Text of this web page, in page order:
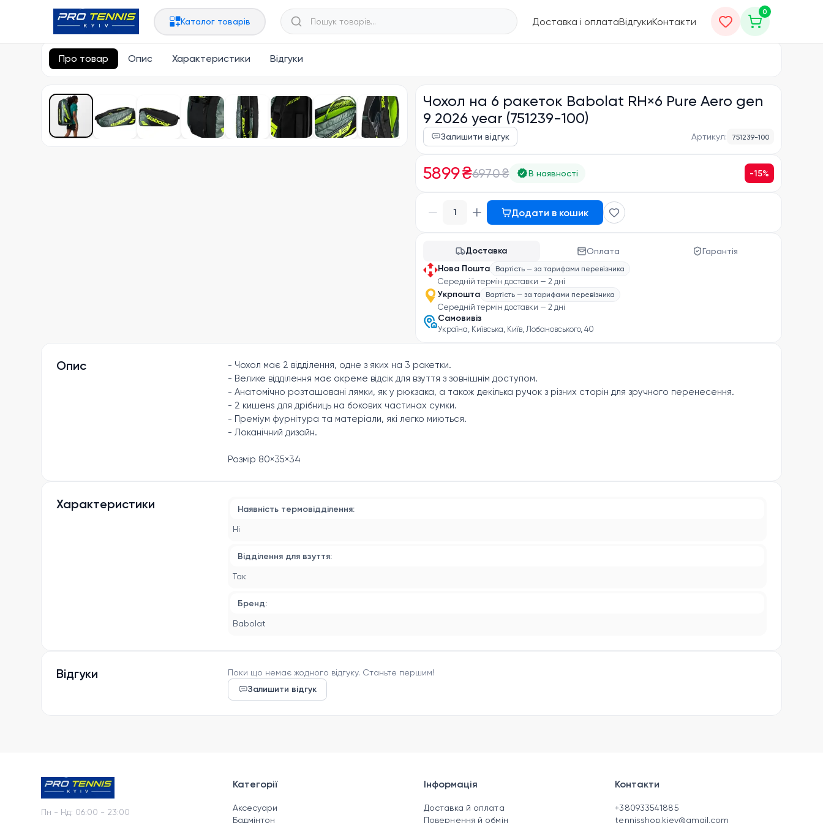
Каталог товарів Доставка і оплатаВідгукиКонтакти
0
Головна Сумки, рюкзаки Чохли на 6 ракеток
Про товар Опис Характеристики Відгуки
Чохол на 6 ракеток Babolat RH×6 Pure Aero gen
9 2026 year (751239-100)
Залишити відгук Артикул: 751239-100
5899 ₴6970 ₴ В наявності -15%
1 Додати в кошик
Доставка Оплата Гарантія
Нова Пошта Вартість — за тарифами перевізника
Середній термін доставки — 2 дні
Укрпошта Вартість — за тарифами перевізника
Середній термін доставки — 2 дні
Самовивіз
Україна, Київська, Київ, Лобановського, 40
Опис
- Чохол має 2 відділення, одне з яких на 3 ракетки.
- Велике відділення має окреме відсік для взуття з зовнішнім доступом.
- Анатомічно розташовані лямки, як у рюкзака, а також декілька ручок з різних сторін для зручного перенесення.
- 2 кишенs для дрібниць на бокових частинах сумки.
- Преміум фурнітура та матеріали, які легко миються.
- Локанічний дизайн.
Розмір 80×35×34
Характеристики Наявність термовідділення:
Ні
Відділення для взуття:
Так
Бренд:
Babolat
Відгуки Поки що немає жодного відгуку. Станьте першим!
Залишити відгук
Пн - Нд: 06:00 - 23:00
Категорії
Аксесуари
Бадмінтон
Інформація
Доставка й оплата
Повернення й обмін
Контакти
+380933541885
tennisshop.kiev@gmail.com